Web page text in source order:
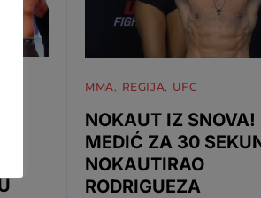
MMA REGIJA UFC
NOKAUT IZ SNOVA!
MEDIĆ ZA 30
NOKAUTIRAO
RODRIGUEZA